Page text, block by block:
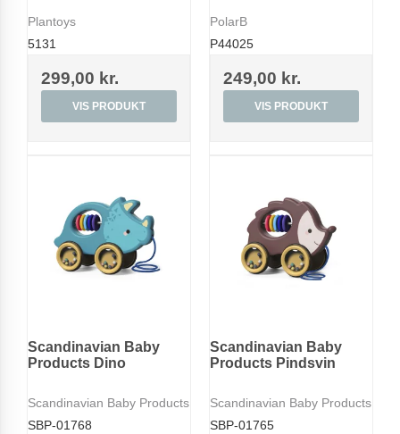
Plantoys
5131
299,00 kr.
VIS PRODUKT
PolarB
P44025
249,00 kr.
VIS PRODUKT
Scandinavian Baby
Products Dino
Scandinavian Baby Products
SBP-01768
Scandinavian Baby
Products Pindsvin
Scandinavian Baby Products
SBP-01765